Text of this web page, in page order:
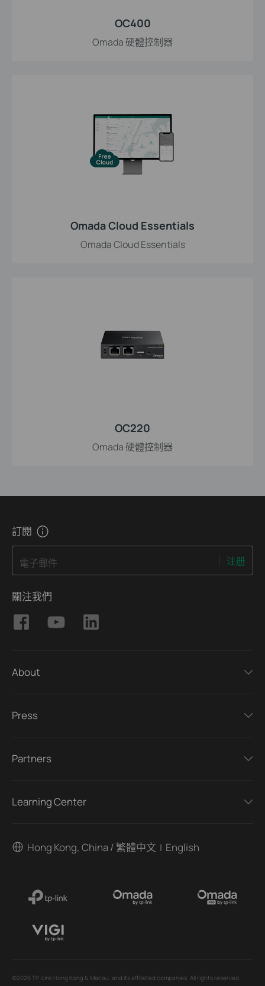
OC400
Omada 硬體控制器
Omada Cloud Essentials
Omada Cloud Essentials
OC220
Omada 硬體控制器
訂閱
電子郵件 注册
關注我們
About
Press
Partners
Learning Center
Hong Kong, China / 繁體中文 | English
©2026 TP-Link Hong Kong & Macau. and its affiliated companies. All rights reserved.